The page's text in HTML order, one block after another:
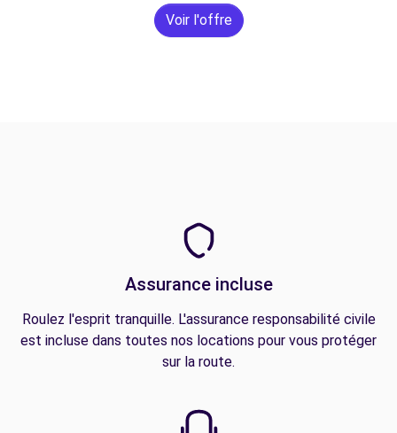
Voir l'offre
Assurance incluse
Roulez l'esprit tranquille. L'assurance responsabilité civile
est incluse dans toutes nos locations pour vous protéger
sur la route.